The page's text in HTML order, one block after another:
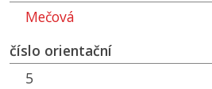
Mečová
číslo orientační
5